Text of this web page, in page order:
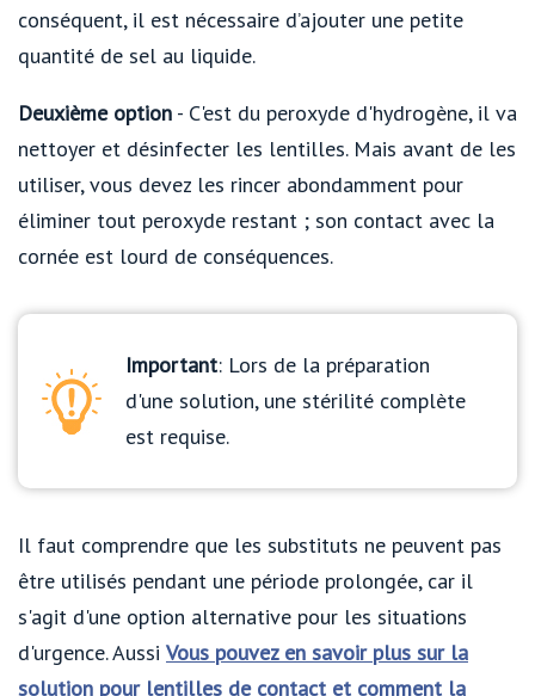
conséquent, il est nécessaire d’ajouter une petite
quantité de sel au liquide.
Deuxième option - C'est du peroxyde d'hydrogène, il va
nettoyer et désinfecter les lentilles. Mais avant de les
utiliser, vous devez les rincer abondamment pour
éliminer tout peroxyde restant ; son contact avec la
cornée est lourd de conséquences.
Important: Lors de la préparation
d'une solution, une stérilité complète
est requise.
Il faut comprendre que les substituts ne peuvent pas
être utilisés pendant une période prolongée, car il
s'agit d'une option alternative pour les situations
d'urgence. Aussi Vous pouvez en savoir plus sur la
solution pour lentilles de contact et comment la